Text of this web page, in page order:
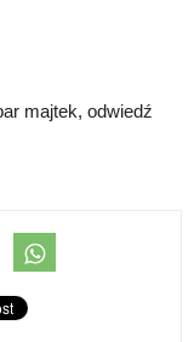
majtek, odwiedź